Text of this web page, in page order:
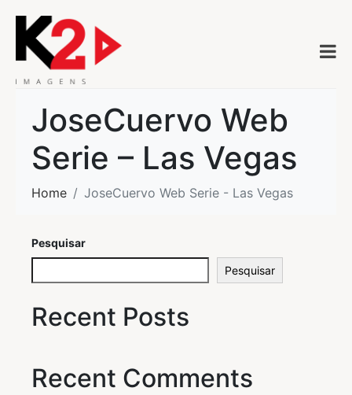
JoseCuervo Web
Serie – Las Vegas
Home JoseCuervo Web Serie - Las Vegas
Pesquisar
Pesquisar
Recent Posts
Recent Comments